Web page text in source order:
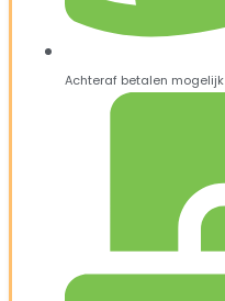
Achteraf betalen mogelijk